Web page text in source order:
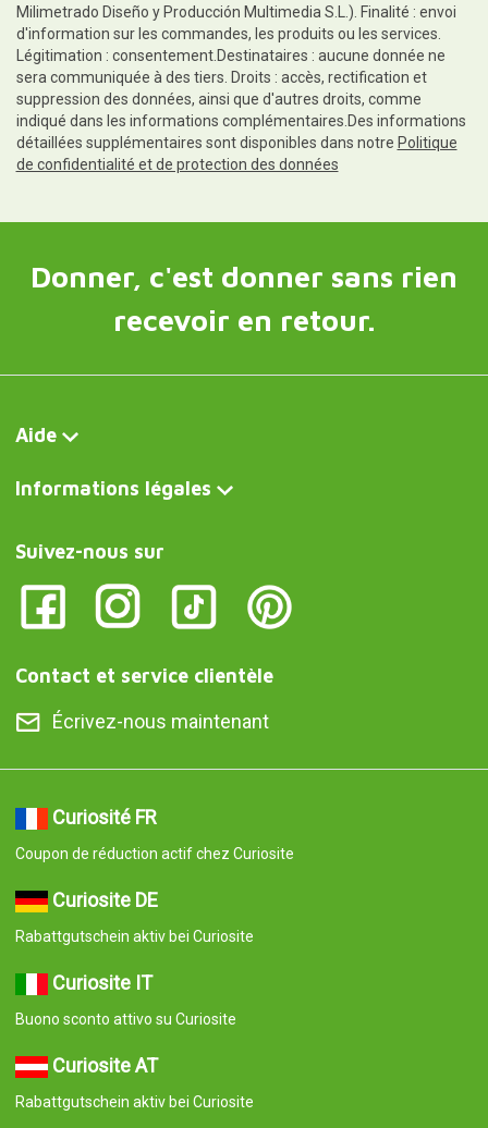
Milimetrado Diseño y Producción Multimedia S.L.). Finalité : envoi
d'information sur les commandes, les produits ou les services.
Légitimation : consentement.Destinataires : aucune donnée ne
sera communiquée à des tiers. Droits : accès, rectification et
suppression des données, ainsi que d'autres droits, comme
indiqué dans les informations complémentaires.Des informations
détaillées supplémentaires sont disponibles dans notre Politique
de confidentialité et de protection des données
Donner, c'est donner sans rien
recevoir en retour.
Aide
Informations légales
Suivez-nous sur
Contact et service clientèle
Écrivez-nous maintenant
Curiosité FR
Coupon de réduction actif chez Curiosite
Curiosite DE
Rabattgutschein aktiv bei Curiosite
Curiosite IT
Buono sconto attivo su Curiosite
Curiosite AT
Rabattgutschein aktiv bei Curiosite